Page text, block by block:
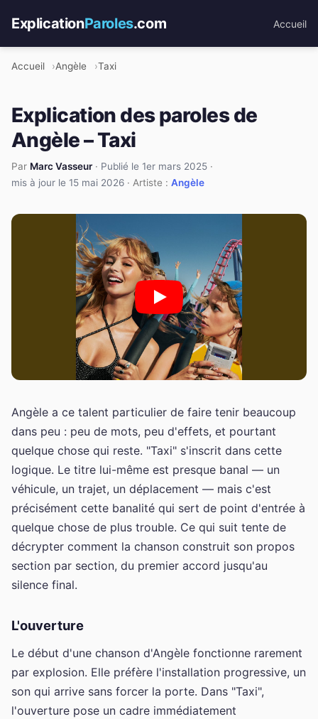
ExplicationParoles.com Accueil
Accueil Angèle Taxi
Explication des paroles de
Angèle – Taxi
Par Marc Vasseur· Publié le 1er mars 2025 ·
mis à jour le 15 mai 2026 · Artiste : Angèle
Angèle a ce talent particulier de faire tenir beaucoup
dans peu : peu de mots, peu d'effets, et pourtant
quelque chose qui reste. "Taxi" s'inscrit dans cette
logique. Le titre lui-même est presque banal — un
véhicule, un trajet, un déplacement — mais c'est
précisément cette banalité qui sert de point d'entrée à
quelque chose de plus trouble. Ce qui suit tente de
décrypter comment la chanson construit son propos
section par section, du premier accord jusqu'au
silence final.
L'ouverture
Le début d'une chanson d'Angèle fonctionne rarement
par explosion. Elle préfère l'installation progressive, un
son qui arrive sans forcer la porte. Dans "Taxi",
l'ouverture pose un cadre immédiatement